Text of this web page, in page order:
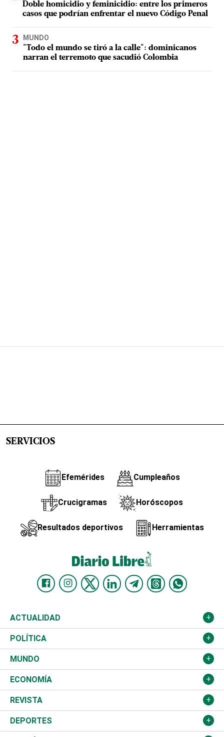
Doble homicidio y feminicidio: entre los primeros
casos que podrían enfrentar el nuevo Código Penal
MUNDO
"Todo el mundo se tiró a la calle": dominicanos
narran el terremoto que sacudió Colombia
SERVICIOS
Efemérides Cumpleaños
Crucigramas Horóscopos
Resultados deportivos Herramientas
ACTUALIDAD
Nacional
Ciudad
Educación
Salud
Justicia
POLÍTICA
Partidos
JCE
TSE
Congreso Nacional
MUNDO
Estados Unidos
América Latina
Haití
ECONOMÍA
Finanzas
Turismo
REVISTA
Música
DEPORTES